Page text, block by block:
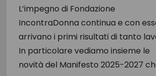
L’impegno di Fondazione
IncontraDonna continua e con
arrivano i primi risultati di tanto
In particolare vediamo insieme le
novità del Manifesto 2025-2027